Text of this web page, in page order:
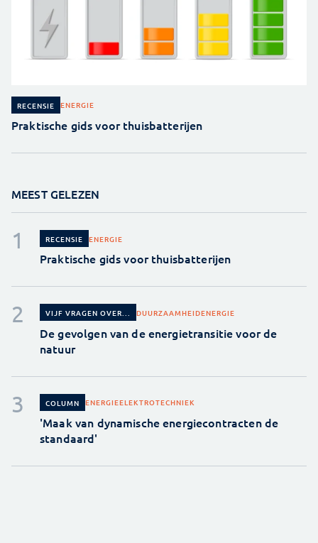
RECENSIE ENERGIE
Praktische gids voor thuisbatterijen
MEEST GELEZEN
RECENSIE ENERGIE
Praktische gids voor thuisbatterijen
VIJF VRAGEN OVER... DUURZAAMHEIDENERGIE
De gevolgen van de energietransitie voor de
natuur
COLUMN ENERGIEELEKTROTECHNIEK
'Maak van dynamische energiecontracten de
standaard'